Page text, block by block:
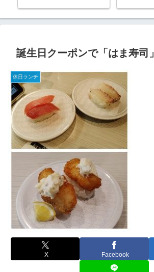
誕生日クーポンで「はま寿司」
休日ランチ
X Facebook